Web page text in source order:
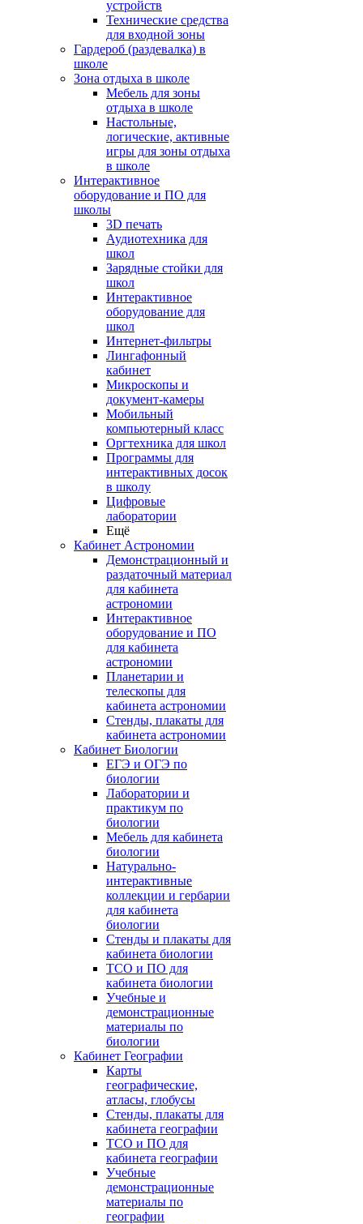
устройств
Технические средства
для входной зоны
Гардероб (раздевалка) в
школе
Зона отдыха в школе
Мебель для зоны
отдыха в школе
Настольные,
логические, активные
игры для зоны отдыха
в школе
Интерактивное
оборудование и ПО для
школы
3D печать
Аудиотехника для
школ
Зарядные стойки для
школ
Интерактивное
оборудование для
школ
Интернет-фильтры
Лингафонный
кабинет
Микроскопы и
документ-камеры
Мобильный
компьютерный класс
Оргтехника для школ
Программы для
интерактивных досок
в школу
Цифровые
лаборатории
Ещё
Кабинет Астрономии
Демонстрационный и
раздаточный материал
для кабинета
астрономии
Интерактивное
оборудование и ПО
для кабинета
астрономии
Планетарии и
телескопы для
кабинета астрономии
Стенды, плакаты для
кабинета астрономии
Кабинет Биологии
ЕГЭ и ОГЭ по
биологии
Лаборатории и
практикум по
биологии
Мебель для кабинета
биологии
Натурально-
интерактивные
коллекции и гербарии
для кабинета
биологии
Стенды и плакаты для
кабинета биологии
ТСО и ПО для
кабинета биологии
Учебные и
демонстрационные
материалы по
биологии
Кабинет Географии
Карты
географические,
атласы, глобусы
Стенды, плакаты для
кабинета географии
ТСО и ПО для
кабинета географии
Учебные
демонстрационные
материалы по
географии